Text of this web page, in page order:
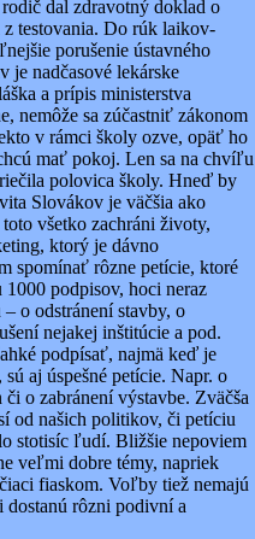
dal zdravotný doklad o
z testovania. Do rúk laikov-
porušenie ústavného
je nadčasové lekárske
a prípis ministerstva
nemôže sa zúčastniť zákonom
v rámci školy ozve, opäť ho
mať pokoj. Len sa na chvíľu
polovica školy. Hneď by
Slovákov je väčšia ako
všetko zachráni životy,
ktorý je dávno
spomínať rôzne petície, ktoré
podpisov, hoci neraz
o odstránení stavby, o
nejakej inštitúcie a pod.
podpísať, najmä keď je
aj úspešné petície. Napr. o
o zabránení výstavbe. Zväčša
od našich politikov, či petíciu
stotisíc ľudí. Bližšie nepoviem
veľmi dobre témy, napriek
fiaskom. Voľby tiež nemajú
rôzni podivní a